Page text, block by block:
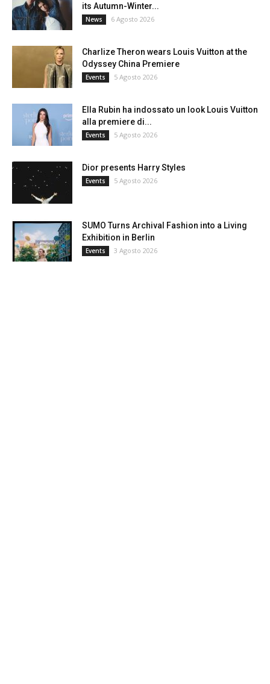
its Autumn-Winter...
News 6 Agosto 2026
Charlize Theron wears Louis Vuitton at the
Odyssey China Premiere
Events 5 Agosto 2026
Ella Rubin ha indossato un look Louis Vuitton
alla premiere di...
Events 5 Agosto 2026
Dior presents Harry Styles
Events 5 Agosto 2026
SUMO Turns Archival Fashion into a Living
Exhibition in Berlin
Events 3 Agosto 2026